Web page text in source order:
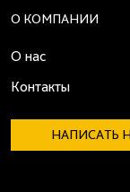
О КОМПАНИИ
О нас
Контакты
НАПИСАТЬ